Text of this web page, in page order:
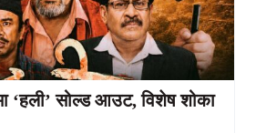
‘हली’ सोल्ड आउट, विशेष शोका